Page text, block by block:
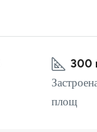
300
площ